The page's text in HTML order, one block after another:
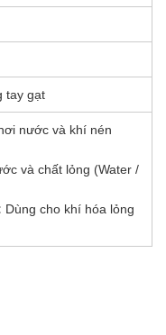
tay gạt
nước và khí nén
và chất lỏng (Water /
Dùng cho khí hóa lỏng